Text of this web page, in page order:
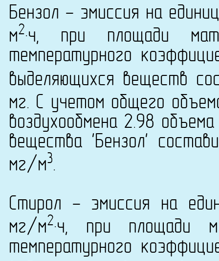
Бензол - эмиссия на
м2·ч, при площади
температурного
выделяющихся веществ
мг. С учетом общего
воздухообмена 2.98
вещества 'Бензол'
мг/м3.
Стирол - эмиссия на
мг/м2·ч, при площади
температурного